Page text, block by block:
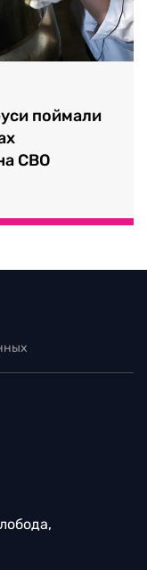
поймали
СВО